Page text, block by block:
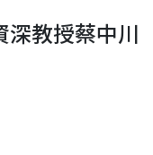
深教授蔡中川